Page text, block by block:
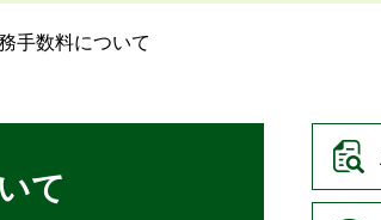
手数料について
て